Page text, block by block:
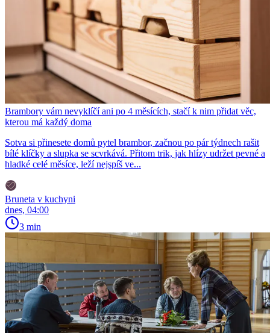
Brambory vám nevyklíčí ani po 4 měsících, stačí k nim přidat věc,
kterou má každý doma
Sotva si přinesete domů pytel brambor, začnou po pár týdnech rašit
bílé klíčky a slupka se scvrkává. Přitom trik, jak hlízy udržet pevné a
hladké celé měsíce, leží nejspíš ve...
Bruneta v kuchyni
dnes, 04:00
3 min